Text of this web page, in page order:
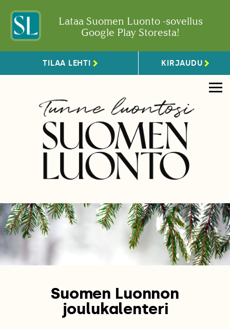
Lataa Suomen Luonto -sovellus
Google Play Storesta!
TILAA LEHTI KIRJAUDU
Suomen Luonnon
joulukalenteri